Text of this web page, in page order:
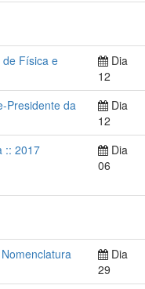
Física e
Dia
12
Presidente da
Dia
12
:: 2017
Dia
06
Dia
29